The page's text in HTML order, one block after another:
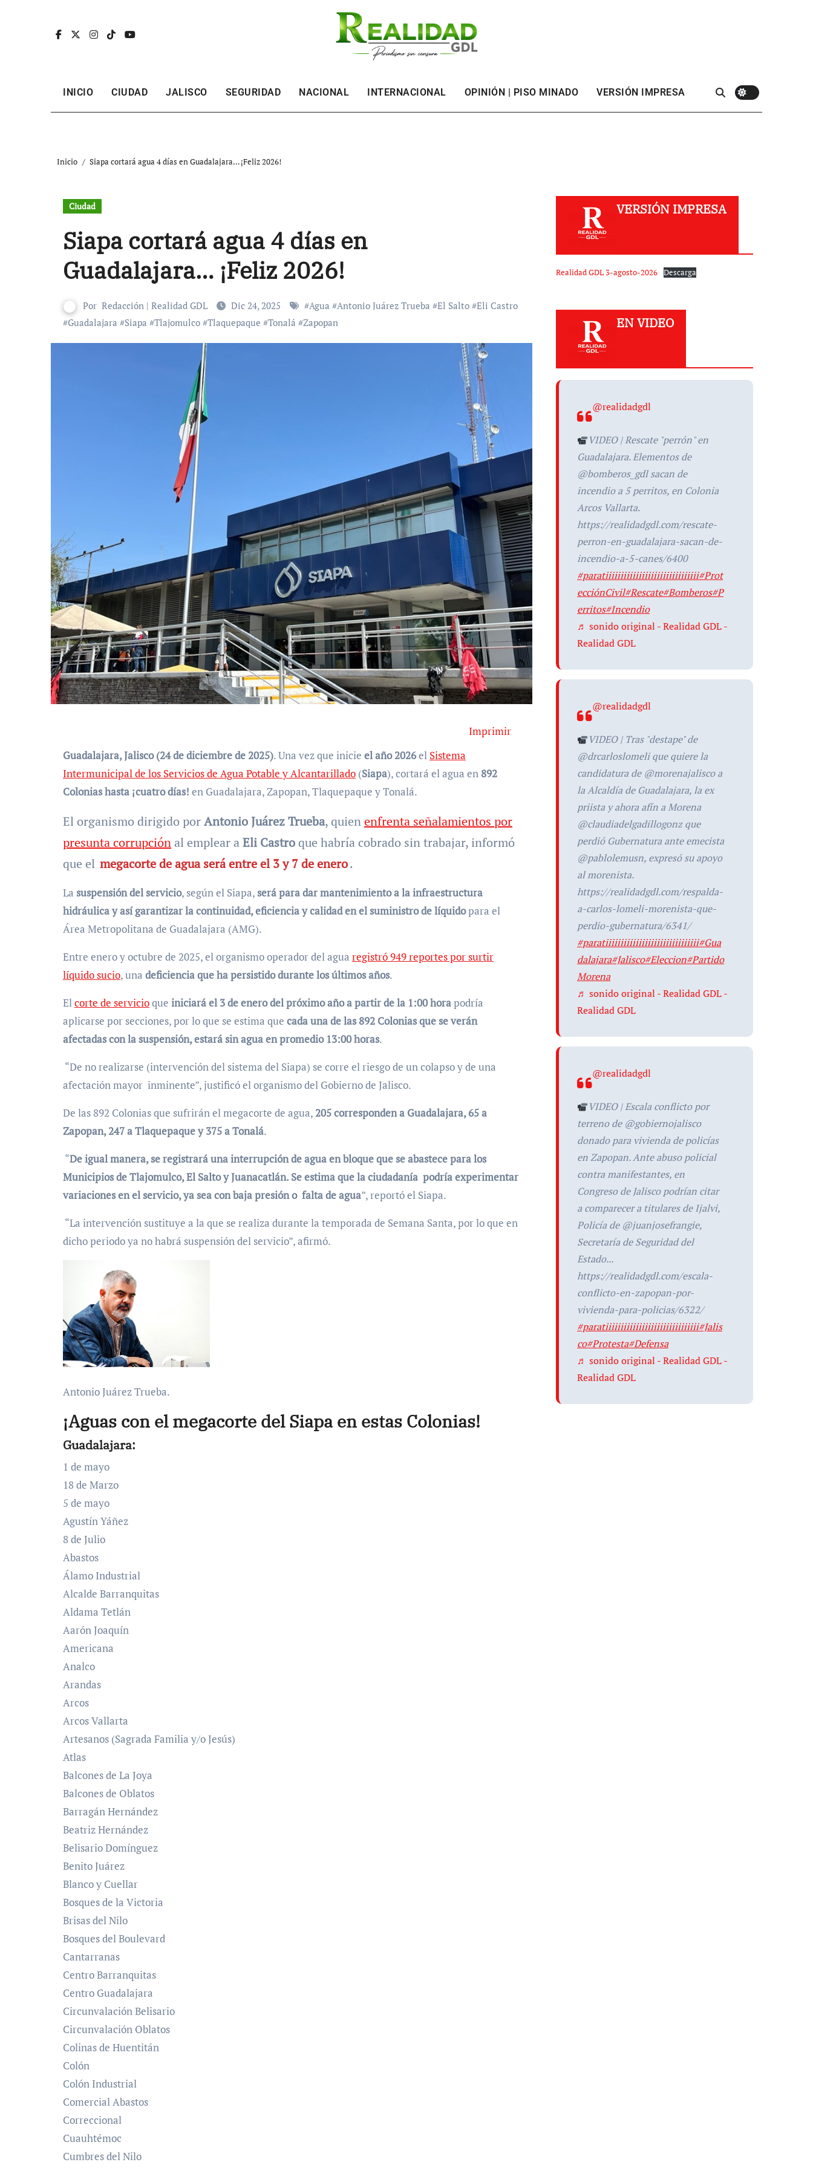
INICIO CIUDAD JALISCO SEGURIDAD NACIONAL INTERNACIONAL OPINIÓN | PISO MINADO VERSIÓN IMPRESA
Inicio Siapa cortará agua 4 días en Guadalajara… ¡Feliz 2026!
Ciudad
Siapa cortará agua 4 días en
Guadalajara… ¡Feliz 2026!
Por Redacción | Realidad GDL Dic 24, 2025 #Agua #Antonio Juárez Trueba #El Salto #Eli Castro
#Guadalajara #Siapa #Tlajomulco #Tlaquepaque #Tonalá #Zapopan
Imprimir
Guadalajara, Jalisco (24 de diciembre de 2025). Una vez que inicie el año 2026el Sistema
Intermunicipal de los Servicios de Agua Potable y Alcantarillado (Siapa), cortará el agua en 892
Colonias hasta ¡cuatro días! en Guadalajara, Zapopan, Tlaquepaque y Tonalá.
El organismo dirigido porAntonio Juárez Trueba, quienenfrenta señalamientos por
presunta corrupciónal emplear aEli Castroque habría cobrado sin trabajar, informó
que el megacorte de agua será entre el 3 y 7 de enero.
La suspensión del servicio, según el Siapa, será para dar mantenimiento a la infraestructura
hidráulica y así garantizar la continuidad, eficiencia y calidad en el suministro de líquidopara el
Área Metropolitana de Guadalajara (AMG).
Entre enero y octubre de 2025, el organismo operador del agua registró 949 reportes por surtir
líquido sucio, una deficiencia que ha persistido durante los últimos años.
Elcorte de servicioque iniciará el 3 de enero del próximo año a partir de la 1:00 horapodría
aplicarse por secciones, por lo que se estima que cada una de las 892 Colonias que se verán
afectadas con la suspensión, estará sin agua en promedio 13:00 horas.
“De no realizarse (intervención del sistema del Siapa) se corre el riesgo de un colapso y de una
afectación mayor inminente”, justificó el organismo del Gobierno de Jalisco.
De las 892 Colonias que sufrirán el megacorte de agua,205 corresponden a Guadalajara, 65 a
Zapopan, 247 a Tlaquepaque y 375 a Tonalá.
“De igual manera, se registrará una interrupción de agua en bloque que se abastece para los
Municipios de Tlajomulco, El Salto y Juanacatlán. Se estima que la ciudadanía podría experimentar
variaciones en el servicio, ya sea con baja presión o falta de agua”, reportó el Siapa.
“La intervención sustituye a la que se realiza durante la temporada de Semana Santa, por lo que en
dicho periodo ya no habrá suspensión del servicio”, afirmó.
Antonio Juárez Trueba.
¡Aguas con el megacorte del Siapa en estas Colonias!
Guadalajara:
1 de mayo
18 de Marzo
5 de mayo
Agustín Yáñez
8 de Julio
Abastos
Álamo Industrial
Alcalde Barranquitas
Aldama Tetlán
Aarón Joaquín
Americana
Analco
Arandas
Arcos
Arcos Vallarta
Artesanos (Sagrada Familia y/o Jesús)
Atlas
Balcones de La Joya
Balcones de Oblatos
Barragán Hernández
Beatriz Hernández
Belisario Domínguez
Benito Juárez
Blanco y Cuellar
Bosques de la Victoria
Brisas del Nilo
Bosques del Boulevard
Cantarranas
Centro Barranquitas
Centro Guadalajara
Circunvalación Belisario
Circunvalación Oblatos
Colinas de Huentitán
Colón
Colón Industrial
Comercial Abastos
Correccional
Cuauhtémoc
Cumbres del Nilo
VERSIÓN IMPRESA
Realidad GDL 3-agosto-2026 Descarga
EN VIDEO
@realidadgdl
VIDEO | Rescate "perrón" en
Guadalajara. Elementos de
@bomberos_gdl sacan de
incendio a 5 perritos, en Colonia
Arcos Vallarta.
https://realidadgdl.com/rescate-
perron-en-guadalajara-sacan-de-
incendio-a-5-canes/6400
#paratiiiiiiiiiiiiiiiiiiiiiiiiiiiiiii#Prot
ecciónCivil#Rescate#Bomberos#P
erritos#Incendio
♬ sonido original - Realidad GDL -
Realidad GDL
@realidadgdl
VIDEO | Tras "destape" de
@drcarloslomeli que quiere la
candidatura de @morenajalisco a
la Alcaldía de Guadalajara, la ex
priista y ahora afín a Morena
@claudiadelgadillogonz que
perdió Gubernatura ante emecista
@pablolemusn, expresó su apoyo
al morenista.
https://realidadgdl.com/respalda-
a-carlos-lomeli-morenista-que-
perdio-gubernatura/6341/
#paratiiiiiiiiiiiiiiiiiiiiiiiiiiiiiii#Gua
dalajara#Jalisco#Eleccion#Partido
Morena
♬ sonido original - Realidad GDL -
Realidad GDL
@realidadgdl
VIDEO | Escala conflicto por
terreno de @gobiernojalisco
donado para vivienda de policías
en Zapopan. Ante abuso policial
contra manifestantes, en
Congreso de Jalisco podrían citar
a comparecer a titulares de Ijalvi,
Policía de @juanjosefrangie,
Secretaría de Seguridad del
Estado...
https://realidadgdl.com/escala-
conflicto-en-zapopan-por-
vivienda-para-policias/6322/
#paratiiiiiiiiiiiiiiiiiiiiiiiiiiiiiii#Jalis
co#Protesta#Defensa
♬ sonido original - Realidad GDL -
Realidad GDL